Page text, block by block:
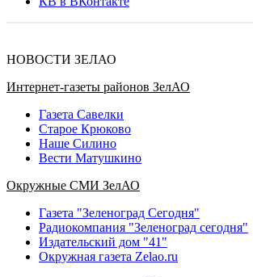
НОВОСТИ ЗЕЛАО
Интернет-газеты районов ЗелАО
Газета Савелки
Старое Крюково
Наше Силино
Вести Матушкино
Окружные СМИ ЗелАО
Газета "Зеленоград Сегодня"
Радиокомпания "Зеленоград сегодня"
Издательский дом "41"
Окружная газета Zelao.ru